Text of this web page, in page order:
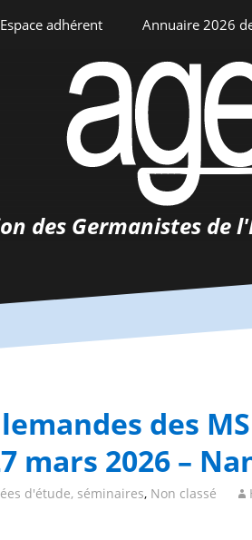
Espace adhérent
Espace personnel
Annuaire 2026
Annuaire interne
des Germanistes de
des
mars 2026 –
d'étude, séminaires, Non classé